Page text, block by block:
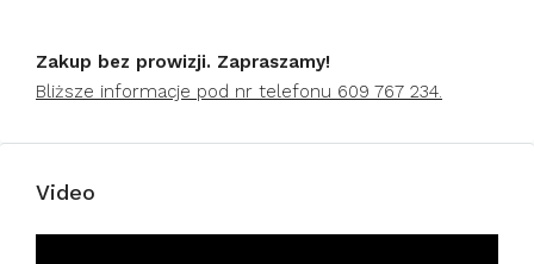
Zakup bez prowizji. Zapraszamy!
Bliższe informacje pod nr telefonu 609 767 234.
Video